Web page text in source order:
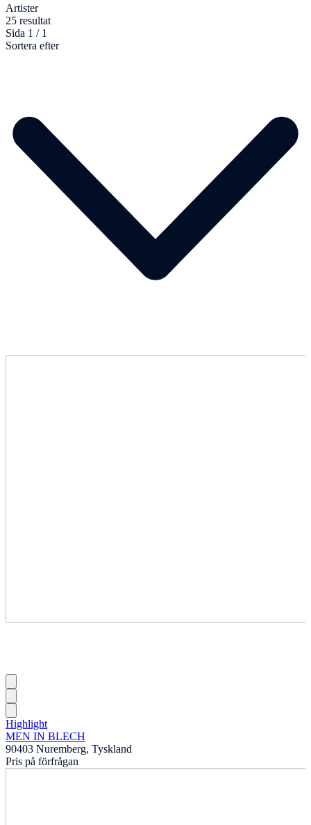
Artister
25 resultat
Sida 1 / 1
Sortera efter
Highlight
MEN IN BLECH
90403 Nuremberg, Tyskland
Pris på förfrågan